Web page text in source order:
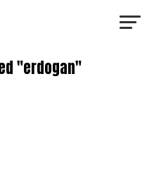
"erdogan"